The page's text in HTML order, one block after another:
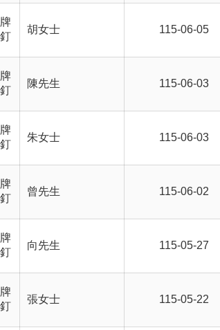
胡女士 115-06-05
陳先生 115-06-03
朱女士 115-06-03
曾先生 115-06-02
向先生 115-05-27
張女士 115-05-22